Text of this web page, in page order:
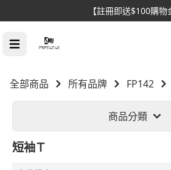
【註冊即送$100購物
全部商品 所有品牌 FP142
商品分類
短袖Ｔ